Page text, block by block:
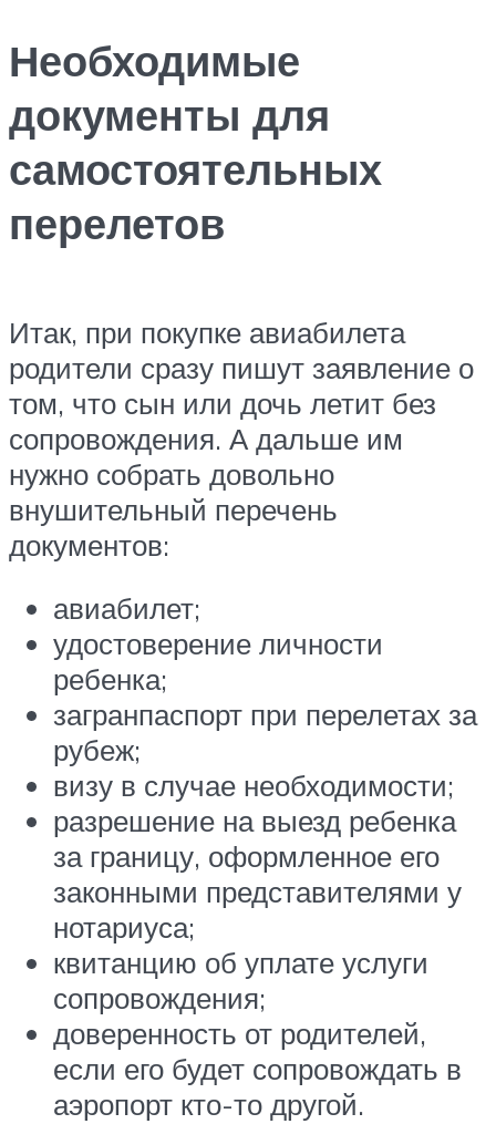
Необходимые
документы для
самостоятельных
перелетов
Итак, при покупке авиабилета
родители сразу пишут заявление о
том, что сын или дочь летит без
сопровождения. А дальше им
нужно собрать довольно
внушительный перечень
документов:
авиабилет;
удостоверение личности
ребенка;
загранпаспорт при перелетах за
рубеж;
визу в случае необходимости;
разрешение на выезд ребенка
за границу, оформленное его
законными представителями у
нотариуса;
квитанцию об уплате услуги
сопровождения;
доверенность от родителей,
если его будет сопровождать в
аэропорт кто-то другой.